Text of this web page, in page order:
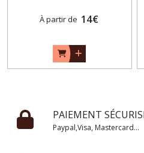
bohème chic – Idée cadeau
À partir de 14€
PAIEMENT
Paypal,Visa, Mastercard...